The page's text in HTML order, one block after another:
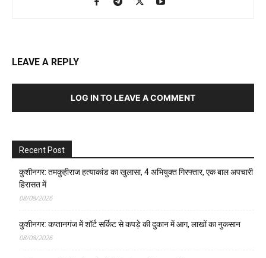
LEAVE A REPLY
LOG IN TO LEAVE A COMMENT
Recent Post
कुशीनगर: तमकुहीराज हत्याकांड का खुलासा, 4 अभियुक्त गिरफ्तार, एक बाल अपचारी
हिरासत में
08/08/2026
कुशीनगर: कप्तानगंज में शॉर्ट सर्किट से कपड़े की दुकान में आग, लाखों का नुकसान
08/08/2026